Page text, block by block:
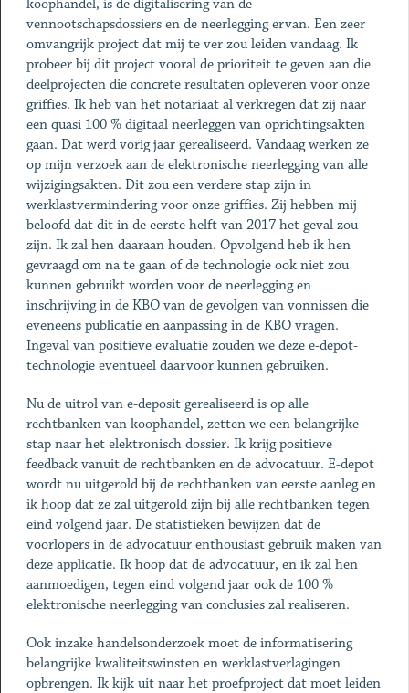
koophandel, is de digitalisering van de
vennootschapsdossiers en de neerlegging ervan. Een zeer
omvangrijk project dat mij te ver zou leiden vandaag. Ik
probeer bij dit project vooral de prioriteit te geven aan die
deelprojecten die concrete resultaten opleveren voor onze
griffies. Ik heb van het notariaat al verkregen dat zij naar
een quasi 100 % digitaal neerleggen van oprichtingsakten
gaan. Dat werd vorig jaar gerealiseerd. Vandaag werken ze
op mijn verzoek aan de elektronische neerlegging van alle
wijzigingsakten. Dit zou een verdere stap zijn in
werklastvermindering voor onze griffies. Zij hebben mij
beloofd dat dit in de eerste helft van 2017 het geval zou
zijn. Ik zal hen daaraan houden. Opvolgend heb ik hen
gevraagd om na te gaan of de technologie ook niet zou
kunnen gebruikt worden voor de neerlegging en
inschrijving in de KBO van de gevolgen van vonnissen die
eveneens publicatie en aanpassing in de KBO vragen.
Ingeval van positieve evaluatie zouden we deze e-depot-
technologie eventueel daarvoor kunnen gebruiken.
Nu de uitrol van e-deposit gerealiseerd is op alle
rechtbanken van koophandel, zetten we een belangrijke
stap naar het elektronisch dossier. Ik krijg positieve
feedback vanuit de rechtbanken en de advocatuur. E-depot
wordt nu uitgerold bij de rechtbanken van eerste aanleg en
ik hoop dat ze zal uitgerold zijn bij alle rechtbanken tegen
eind volgend jaar. De statistieken bewijzen dat de
voorlopers in de advocatuur enthousiast gebruik maken van
deze applicatie. Ik hoop dat de advocatuur, en ik zal hen
aanmoedigen, tegen eind volgend jaar ook de 100 %
elektronische neerlegging van conclusies zal realiseren.
Ook inzake handelsonderzoek moet de informatisering
belangrijke kwaliteitswinsten en werklastverlagingen
opbrengen. Ik kijk uit naar het proefproject dat moet leiden